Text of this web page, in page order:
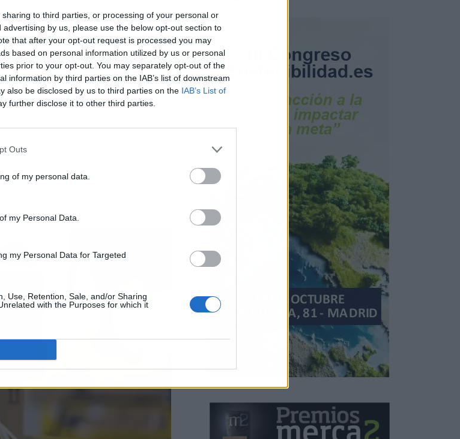
to third parties, or processing of your personal or
by us, please use the below opt-out section to
that after your opt-out request is processed you may
based on personal information utilized by us or personal
prior to your opt-out. You may separately opt-out of the
information by third parties on the IAB’s list of downstream
also be disclosed by us to third parties on the IAB’s List of
further disclose it to other third parties.
Outs
of my personal data.
my Personal Data.
my Personal Data for Targeted
Use, Retention, Sale, and/or Sharing
with the Purposes for which it